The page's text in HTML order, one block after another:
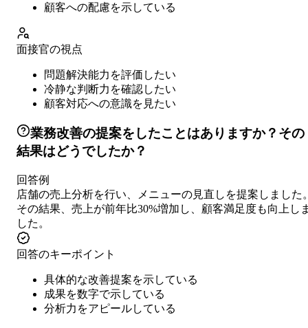
顧客への配慮を示している
面接官の視点
問題解決能力を評価したい
冷静な判断力を確認したい
顧客対応への意識を見たい
業務改善の提案をしたことはありますか？その
結果はどうでしたか？
回答例
店舗の売上分析を行い、メニューの見直しを提案しました
その結果、売上が前年比30%増加し、顧客満足度も向上し
した。
回答のキーポイント
具体的な改善提案を示している
成果を数字で示している
分析力をアピールしている